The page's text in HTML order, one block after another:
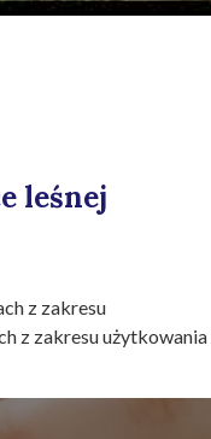
leśnej
z zakresu
z zakresu użytkowania